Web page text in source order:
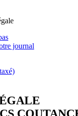
journal